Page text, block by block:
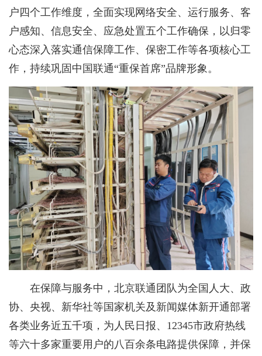
户四个工作维度，全面实现网络安全、运行服务、客
户感知、信息安全、应急处置五个工作确保，以归零
心态深入落实通信保障工作、保密工作等各项核心工
作，持续巩固中国联通“重保首席”品牌形象。
在保障与服务中，北京联通团队为全国人大、政
协、央视、新华社等国家机关及新闻媒体新开通部署
各类业务近五千项，为人民日报、12345市政府热线
等六十多家重要用户的八百余条电路提供保障，并保